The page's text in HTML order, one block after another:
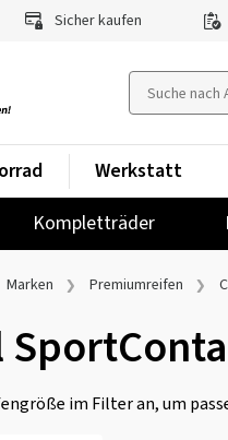
Sicher kaufen
Kompletträder
Werkstatt
Marken Premiumreifen
im Filter an, um